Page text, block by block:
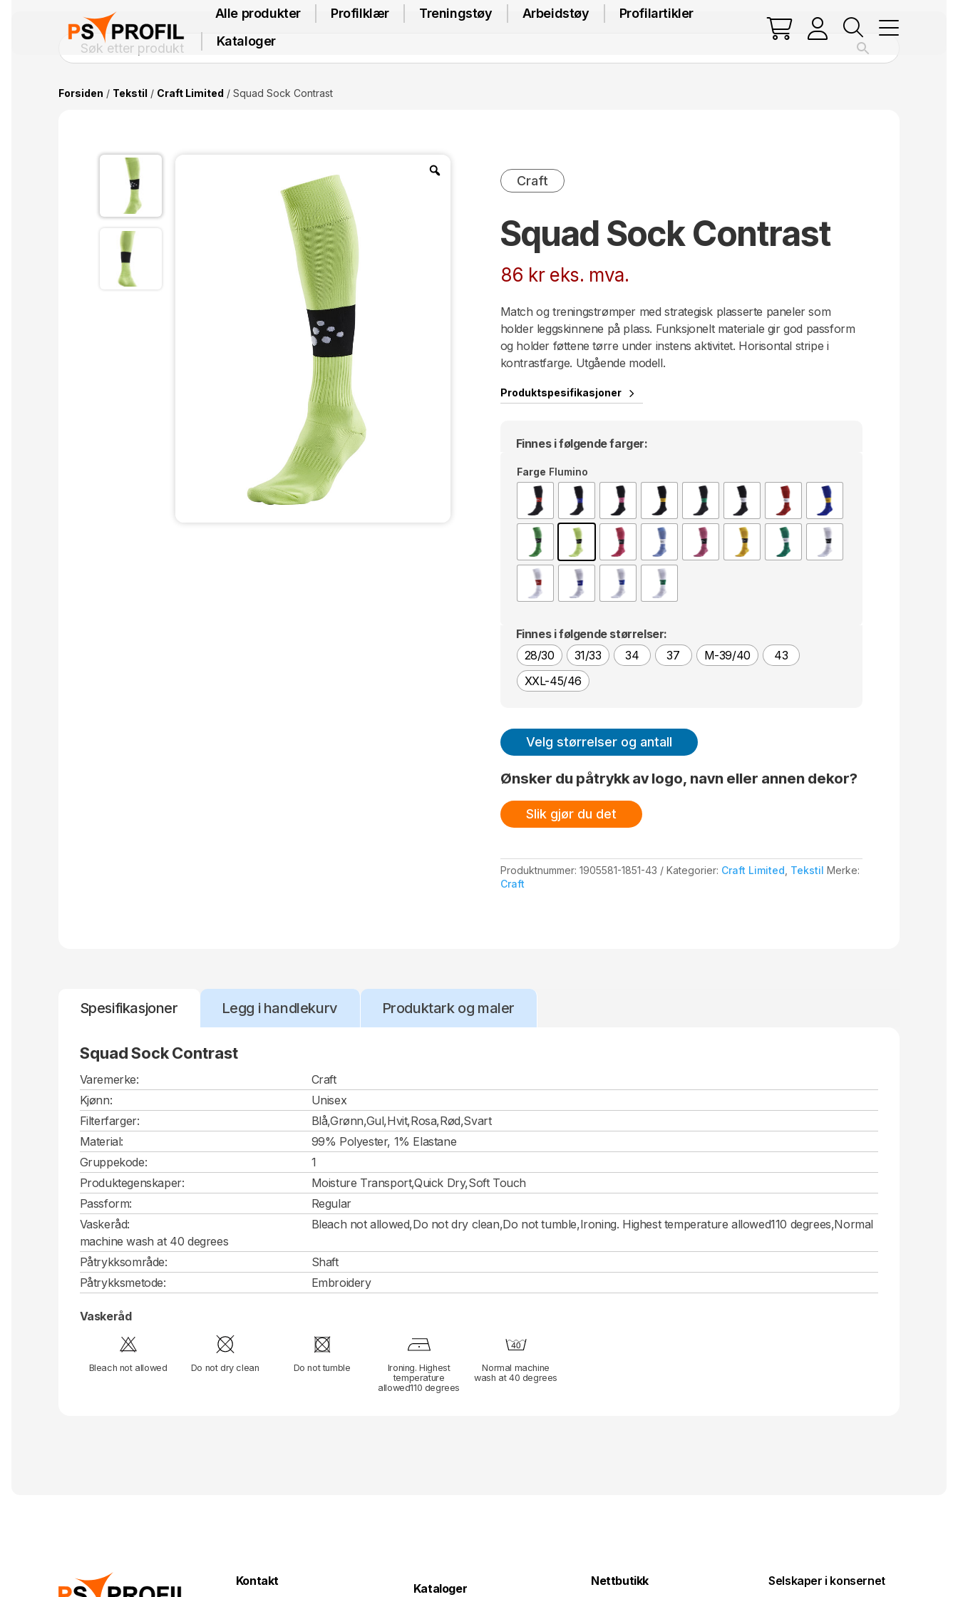
Alle produkter Profilklær Treningstøy Arbeidstøy
Profilartikler
Kataloger
Forsiden / Tekstil / Craft Limited / Squad Sock Contrast
Craft
Squad Sock Contrast
86 kr eks. mva.
Match og treningstrømper med strategisk plasserte paneler som
holder leggskinnene på plass. Funksjonelt materiale gir god passform
og holder føttene tørre under instens aktivitet. Horisontal stripe i
kontrastfarge. Utgående modell.
Produktspesifikasjoner
Finnes i følgende farger:
Farge Flumino
Finnes i følgende størrelser:
28/30
31/33 34 37 M-39/40
43
XXL-45/46
Velg størrelser og antall
Ønsker du påtrykk av logo, navn eller annen dekor?
Slik gjør du det
Produktnummer: 1905581-1851-43 Kategorier: Craft Limited Tekstil Merke:
Craft
Spesifikasjoner Legg i handlekurv Produktark og maler
Squad Sock Contrast
Varemerke:
Craft
Kjønn:
Unisex
Filterfarger:
Blå,Grønn,Gul,Hvit,Rosa,Rød,Svart
Material:
99% Polyester, 1% Elastane
Gruppekode:
1
Produktegenskaper:
Moisture Transport,Quick Dry,Soft Touch
Passform:
Regular
Vaskeråd:
Bleach not allowed,Do not dry clean,Do not tumble,Ironing. Highest temperature allowed110 degrees,Normal
machine wash at 40 degrees
Påtrykksområde:
Shaft
Påtrykksmetode:
Embroidery
Vaskeråd
Bleach not allowed Do not dry clean Do not tumble
Ironing. Highest
temperature
allowed110 degrees
Normal machine
wash at 40 degrees
Kontakt
Kataloger
Nettbutikk Selskaper i konsernet